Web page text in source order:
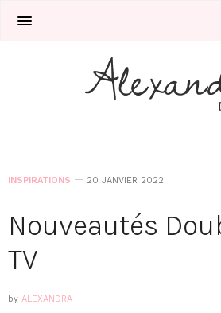
INSPIRATIONS 20 JANVIER 2022
Nouveautés
TV
by ALEXANDRA